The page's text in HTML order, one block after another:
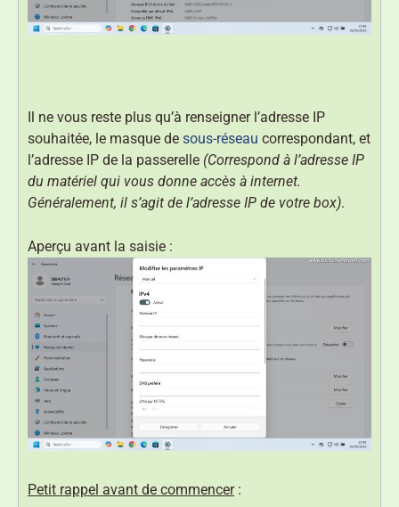
Il ne vous reste plus qu’à renseigner l’adresse IP
souhaitée, le masque de sous-réseau correspondant, et
l’adresse IP de la passerelle (Correspond à l’adresse IP
du matériel qui vous donne accès à internet.
Généralement, il s’agit de l’adresse IP de votre box).
Aperçu avant la saisie :
Petit rappel avant de commencer: